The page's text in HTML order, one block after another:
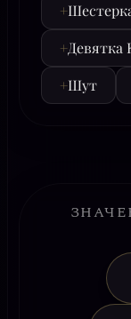
+
+Девятка
+Шут